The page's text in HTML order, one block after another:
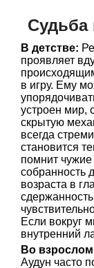
Судьба
В детстве:
проявляет
в игру. Ему
устроен мир,
скрытую
всегда
становится
помнит чужие
собранность
возраста в
Если вокруг
внутренний
Во
Аудун часто